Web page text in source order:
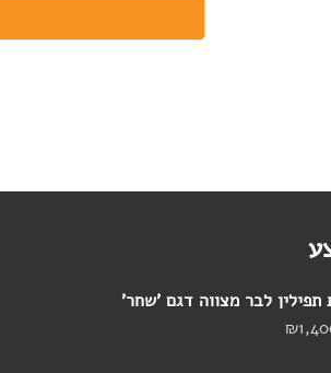
תפילין לבר מצווה דגם 'שחר'
₪